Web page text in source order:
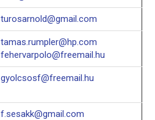
turosarnold@gmail.com
tamas.rumpler@hp.com
fehervarpolo@freemail.hu
gyolcsosf@freemail.hu
f.sesakk@gmail.com